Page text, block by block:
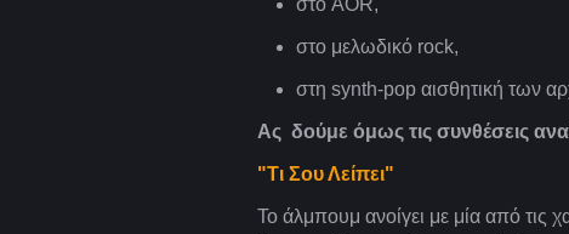
στο AOR,
στο μελωδικό rock,
στη synth-pop αισθητική των
Ας δούμε όμως τις συνθέσεις
"Τι Σου Λείπει"
Το άλμπουμ ανοίγει με μία από τις